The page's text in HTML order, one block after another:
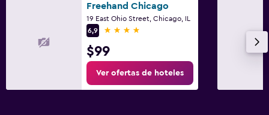
Freehand Chicago
19 East Ohio Street, Chicago, IL
6,9
4 estrellas
$99
Ver ofertas de hoteles